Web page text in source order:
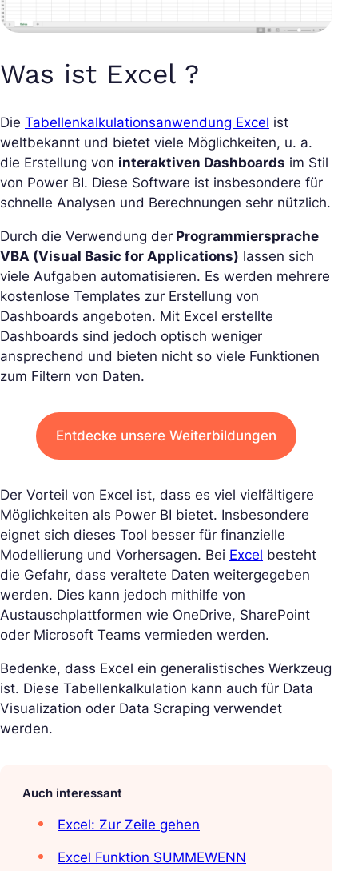
Was ist Excel ?
Die Tabellenkalkulationsanwendung Excel ist
weltbekannt und bietet viele Möglichkeiten, u. a.
die Erstellung von interaktiven Dashboards im Stil
von Power BI. Diese Software ist insbesondere für
schnelle Analysen und Berechnungen sehr nützlich.
Durch die Verwendung der Programmiersprache
VBA (Visual Basic for Applications) lassen sich
viele Aufgaben automatisieren. Es werden mehrere
kostenlose Templates zur Erstellung von
Dashboards angeboten. Mit Excel erstellte
Dashboards sind jedoch optisch weniger
ansprechend und bieten nicht so viele Funktionen
zum Filtern von Daten.
Entdecke unsere Weiterbildungen
Der Vorteil von Excel ist, dass es viel vielfältigere
Möglichkeiten als Power BI bietet. Insbesondere
eignet sich dieses Tool besser für finanzielle
Modellierung und Vorhersagen. Bei Excel besteht
die Gefahr, dass veraltete Daten weitergegeben
werden. Dies kann jedoch mithilfe von
Austauschplattformen wie OneDrive, SharePoint
oder Microsoft Teams vermieden werden.
Bedenke, dass Excel ein generalistisches Werkzeug
ist. Diese Tabellenkalkulation kann auch für Data
Visualization oder Data Scraping verwendet
werden.
Auch interessant
Excel: Zur Zeile gehen
Excel Funktion SUMMEWENN